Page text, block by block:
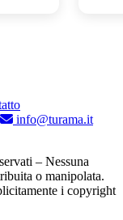
info@turama.it
– Nessuna
o manipolata.
i copyright